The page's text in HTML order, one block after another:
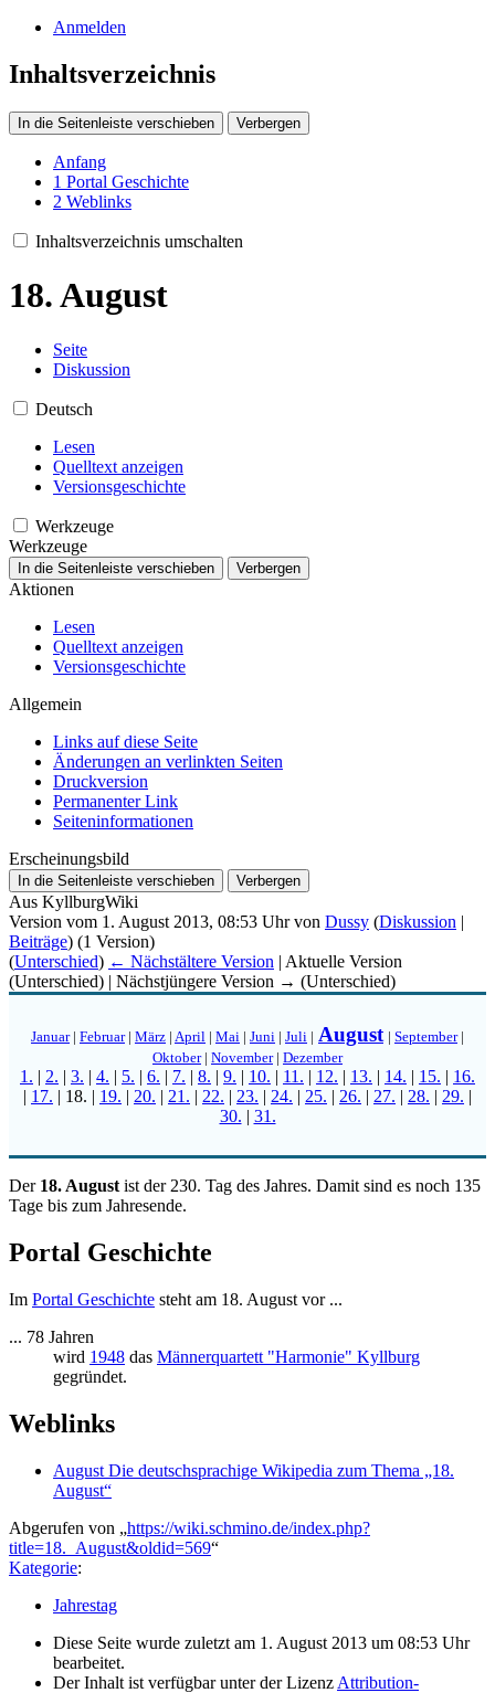
Anmelden
Inhaltsverzeichnis
In die Seitenleiste verschieben Verbergen
Anfang
1 Portal Geschichte
2 Weblinks
Inhaltsverzeichnis umschalten
18. August
Seite
Diskussion
Deutsch
Lesen
Quelltext anzeigen
Versionsgeschichte
Werkzeuge
Werkzeuge
In die Seitenleiste verschieben Verbergen
Aktionen
Lesen
Quelltext anzeigen
Versionsgeschichte
Allgemein
Links auf diese Seite
Änderungen an verlinkten Seiten
Druckversion
Permanenter Link
Seiten­­informationen
Erscheinungsbild
In die Seitenleiste verschieben Verbergen
Aus KyllburgWiki
Version vom 1. August 2013, 08:53 Uhr von Dussy (Diskussion |
Beiträge) (1 Version)
(Unterschied) ← Nächstältere Version | Aktuelle Version
(Unterschied) | Nächstjüngere Version → (Unterschied)
Januar| Februar| März | April | Mai | Juni | Juli | August | September|
Oktober| November| Dezember
1. | 2. | 3. | 4. | 5. | 6. | 7. | 8. | 9. | 10. | 11. | 12. | 13. | 14. | 15. | 16.
| 17. | 18. | 19. | 20. | 21. | 22. | 23. | 24. | 25. | 26. | 27. | 28. | 29. |
30. | 31.
Der 18. August ist der 230. Tag des Jahres. Damit sind es noch 135
Tage bis zum Jahresende.
Portal Geschichte
Im Portal Geschichte steht am 18. August vor ...
... 78 Jahren
wird 1948 das Männerquartett "Harmonie" Kyllburg
gegründet.
Weblinks
August Die deutschsprachige Wikipedia zum Thema „18.
August“
Abgerufen von „https://wiki.schmino.de/index.php?
title=18._August&oldid=569“
Kategorie:
Jahrestag
Diese Seite wurde zuletzt am 1. August 2013 um 08:53 Uhr
bearbeitet.
Der Inhalt ist verfügbar unter der Lizenz Attribution-